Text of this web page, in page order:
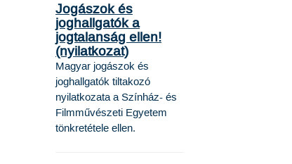
Jogászok és
joghallgatók a
jogtalanság ellen!
(nyilatkozat)
Magyar jogászok és
joghallgatók tiltakozó
nyilatkozata a Színház- és
Filmművészeti Egyetem
tönkretétele ellen.